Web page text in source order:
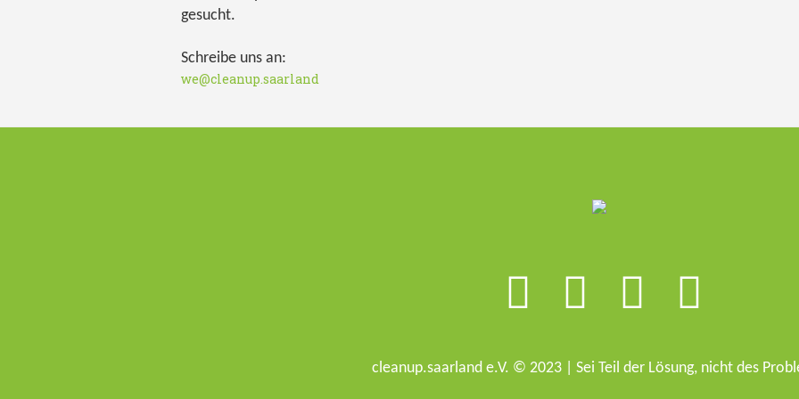
gesucht.
Schreibe uns an:
we@cleanup.saarland
cleanup.saarland e.V. © 2023 | Sei Teil der Lösung, nicht des